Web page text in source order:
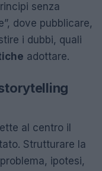
senza
dove pubblicare,
i dubbi, quali
adottare.
al centro il
Strutturare la
ipotesi,